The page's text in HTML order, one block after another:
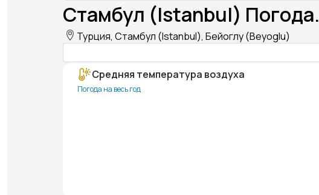
Стамбул (Istanbul) Погода.
Турция, Стамбул (Istanbul), Бейоглу (Beyoglu)
Средняя температура воздуха
Погода на весь год